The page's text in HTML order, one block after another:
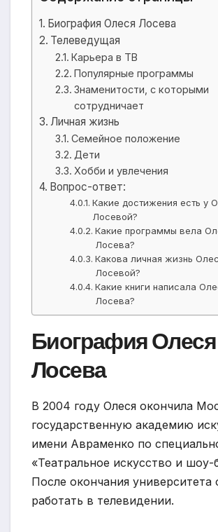
Биография Олеся Лосева
Телеведущая
Карьера в ТВ
Популярные программы
Знаменитости, с которыми
сотрудничает
Личная жизнь
Семейное положение
Дети
Хобби и увлечения
Вопрос-ответ:
Какие достижения есть у
Лосевой?
Какие программы вела
Лосева?
Какова личная жизнь
Лосевой?
Какие книги написала
Лосева?
Биография Олеся
Лосева
В 2004 году Олеся окончила
государственную академию
имени Авраменко по
«Театральное искусство и шоу-
После окончания университета
работать в телевидении.